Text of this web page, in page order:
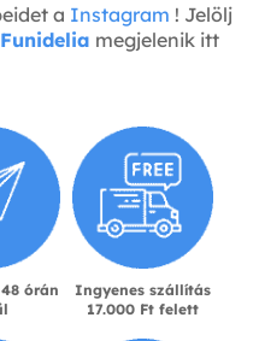
a Instagram ! Jelölj
megjelenik itt
órán
Ingyenes szállítás
17.000 Ft felett